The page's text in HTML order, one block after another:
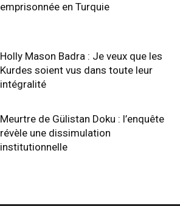
emprisonnée en Turquie
Holly Mason Badra : Je veux que les
Kurdes soient vus dans toute leur
intégralité
Meurtre de Gülistan Doku : l’enquête
révèle une dissimulation
institutionnelle